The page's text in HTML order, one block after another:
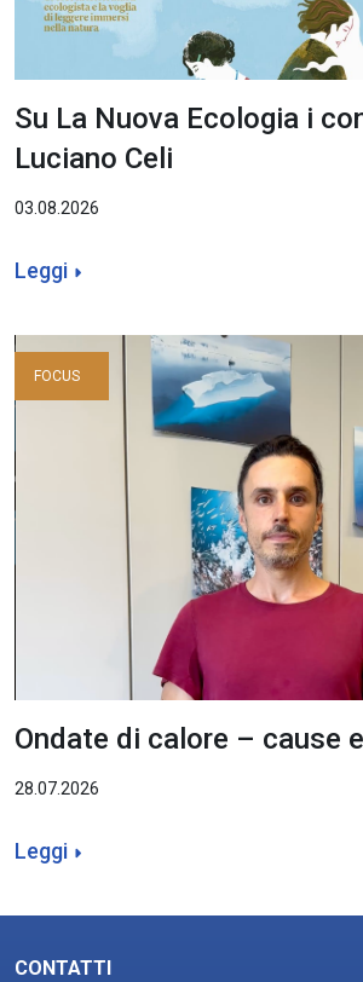
Su La Nuova Ecologia i
Luciano Celi
03.08.2026
Leggi
FOCUS
Ondate di calore – cause
28.07.2026
Leggi
CONTATTI